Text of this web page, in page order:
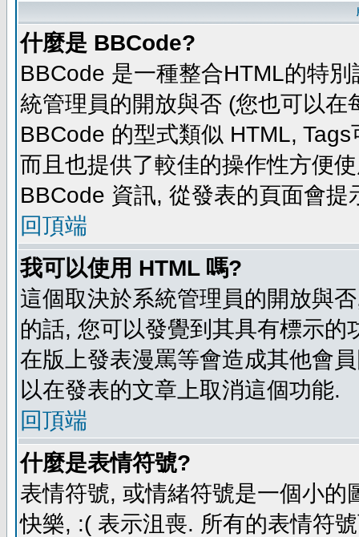
什麼是 BBCode?
BBCode 是一種整合HTML的特
統管理員的開放與否 (您也可以
BBCode 的型式類似 HTML,
而且也提供了較佳的操作性方便
BBCode 資訊, 從發表的頁面會提
回頂端
我可以使用 HTML 嗎?
這個取決於系統管理員的開放與
的話, 您可以發覺到其具有標示
在版上發表漫罵等會造成其他會
以在發表的文章上取消這個功能.
回頂端
什麼是表情符號?
表情符號, 或情緒符號是一個小
快樂, :( 表示沮喪. 所有的表情符